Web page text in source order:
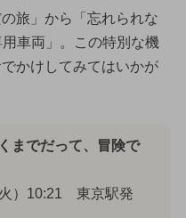
旅」から「忘れられな
車両」。この特別な機
かけしてみてはいかが
までだって、冒険で
火）10:21 東京駅発